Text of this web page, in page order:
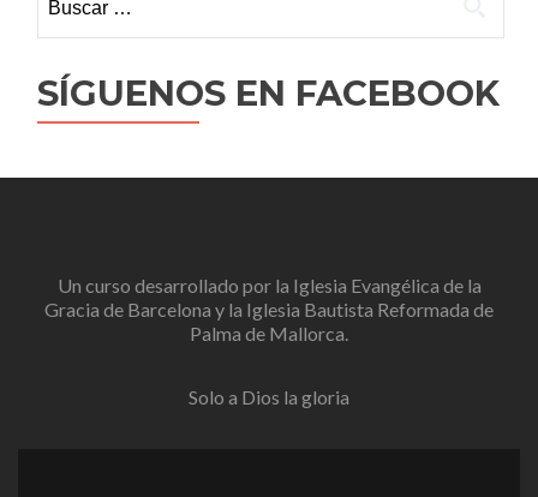
SÍGUENOS EN FACEBOOK
Un curso desarrollado por la Iglesia Evangélica de la
Gracia de Barcelona y la Iglesia Bautista Reformada de
Palma de Mallorca.
Solo a Dios la gloria